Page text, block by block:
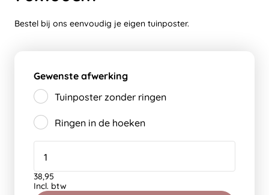
Bestel bij ons eenvoudig je eigen tuinposter.
Gewenste afwerking
Tuinposter zonder ringen
Ringen in de hoeken
38,95
Incl. btw